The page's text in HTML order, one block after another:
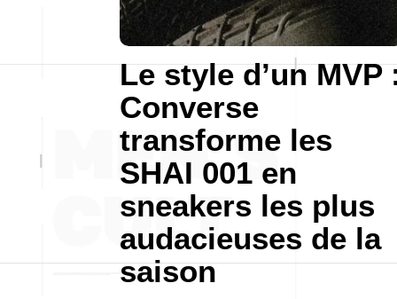
Le style d’un MVP
Converse
transforme les
SHAI 001 en
sneakers les plus
audacieuses de la
saison